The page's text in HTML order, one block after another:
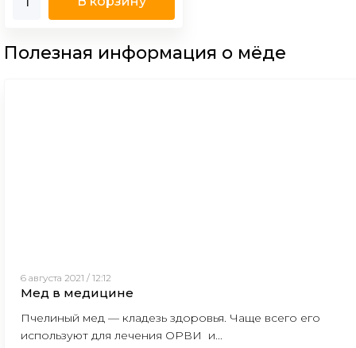
Полезная информация о мёде
6 августа 2021 / 12:12
Мед в медицине
Пчелиный мед — кладезь здоровья. Чаще всего его
используют для лечения ОРВИ и...